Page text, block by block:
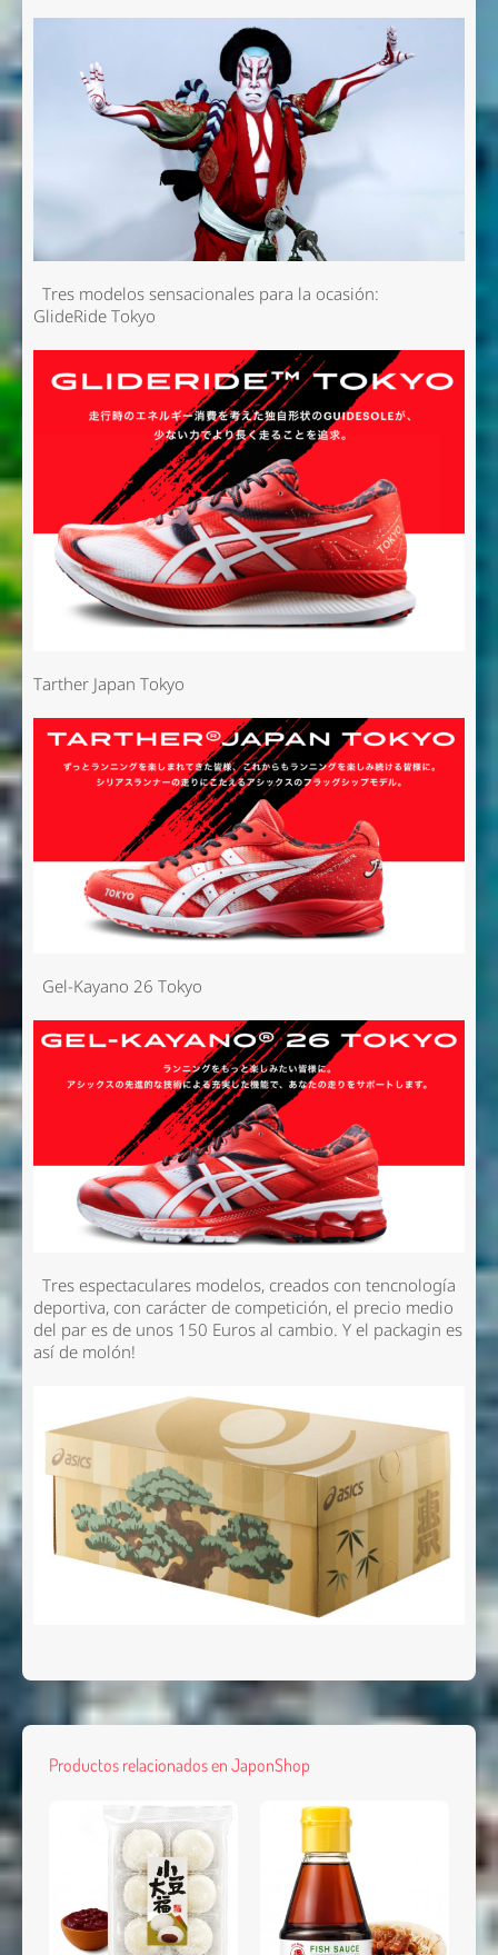
Tres modelos sensacionales para la ocasión:
GlideRide Tokyo
Tarther Japan Tokyo
Gel-Kayano 26 Tokyo
Tres espectaculares modelos, creados con tencnología
deportiva, con carácter de competición, el precio medio
del par es de unos 150 Euros al cambio. Y el packagin es
así de molón!
Productos relacionados en JaponShop